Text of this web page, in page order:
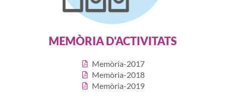
MEMÒRIA D'ACTIVITATS
Memòria-2017
Memòria-2018
Memòria-2019